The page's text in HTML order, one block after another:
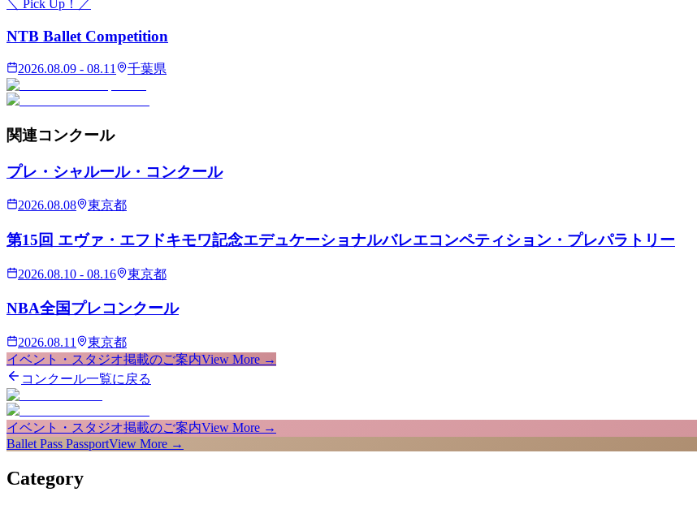
＼ Pick Up！／
NTB Ballet Competition
2026.08.09 - 08.11 千葉県
関連コンクール
プレ・シャルール・コンクール
2026.08.08 東京都
第15回 エヴァ・エフドキモワ記念エデュケーショナルバレエコンペティション・プレパラトリー
2026.08.10 - 08.16 東京都
NBA全国プレコンクール
2026.08.11
東京都
イベント・スタジオ掲載のご案内View More →
コンクール一覧に戻る
イベント・スタジオ掲載のご案内View More →
Ballet Pass PassportView More →
Category